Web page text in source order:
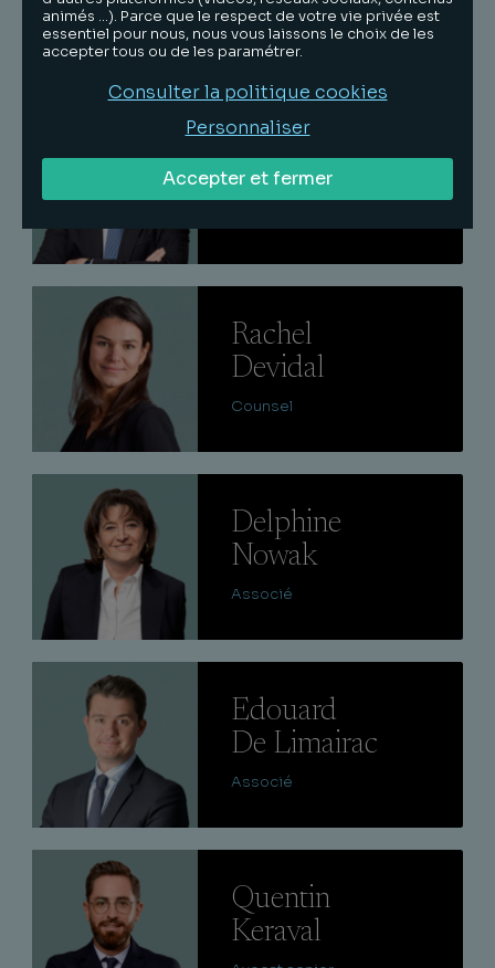
Avocat senior
Granotier
Rachel
Devidal
Counsel
Delphine
Nowak
Associé
Edouard
De Limairac
Associé
Quentin
Keraval
animés …). Parce que le respect de votre vie privée est
essentiel pour nous, nous vous laissons le choix de les
accepter tous ou de les paramétrer.
Consulter la politique cookies
Personnaliser
Accepter et fermer